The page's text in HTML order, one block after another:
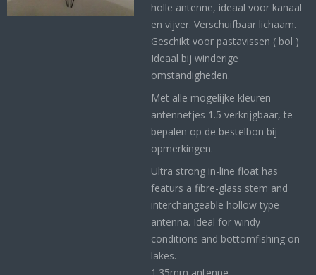
holle antenne, ideaal voor kanaal
en vijver. Verschuifbaar lichaam.
Geschikt voor pastavissen ( bol )
Ideaal bij winderige
omstandigheden.
Met alle mogelijke kleuren
antennetjes 1.5 verkrijgbaar, te
bepalen op de bestelbon bij
opmerkingen.
Ultra strong in-line float has
featurs a fibre-glass stem and
interchangeable hollow type
antenna. Ideal for windy
conditions and bottomfishing on
lakes.